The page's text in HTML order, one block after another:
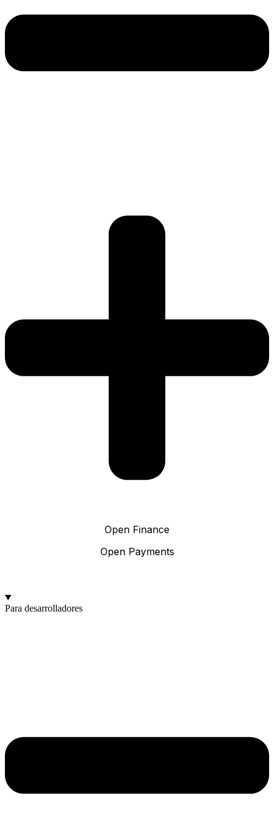
Open Finance
Open Payments
Para desarrolladores